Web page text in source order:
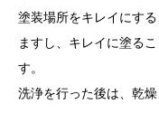
塗装場所をキレイにす
ますし、キレイに塗る
す。
洗浄を行った後は、乾